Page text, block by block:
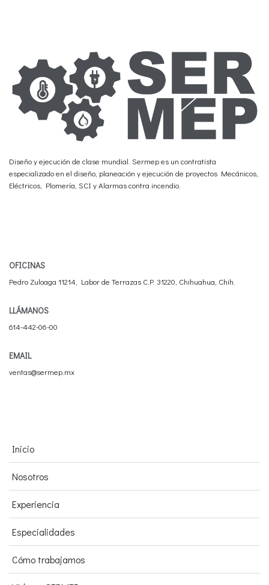
Diseño y ejecución de clase mundial. Sermep es un contratista
especializado en el diseño, planeación y ejecución de proyectos Mecánicos,
Eléctricos, Plomería, SCI y Alarmas contra incendio.
OFICINAS
Pedro Zuloaga 11214, Labor de Terrazas C.P. 31220, Chihuahua, Chih.
LLÁMANOS
614-442-06-00
EMAIL
ventas@sermep.mx
Inicio
Nosotros
Experiencia
Especialidades
Cómo trabajamos